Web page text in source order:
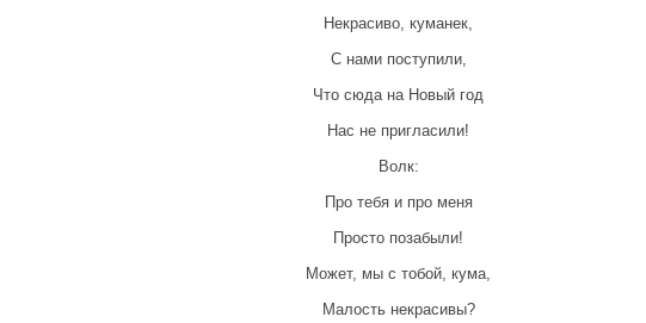
Некрасиво, куманек,
С нами поступили,
Что сюда на Новый год
Нас не пригласили!
Волк:
Про тебя и про меня
Просто позабыли!
Может, мы с тобой, кума,
Малость некрасивы?